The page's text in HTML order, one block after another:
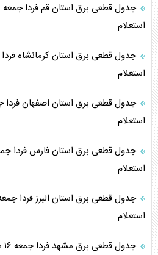
استعلام
استعلام
استعلام
استعلام
استعلام
جدول قطعی برق مشهد فردا جمعه ۱۶ مرداد ۱۴۰۵ + نحوه استعلام